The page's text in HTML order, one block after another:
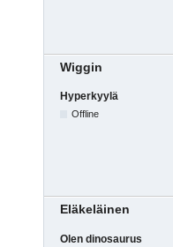
Wiggin
Hyperkyylä
Offline
Eläkeläinen
Olen dinosaurus